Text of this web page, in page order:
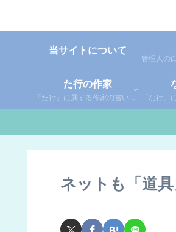
当サイトについて
た行の作家
「た行」に属する作家の書いた本の感想です。さらに「た」「ち」「つ」「て」「と」に分類していあります。お好きな作家の作品を探してみてください。
ネットも「道